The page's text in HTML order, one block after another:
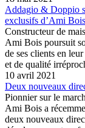
Addagio & Doppio
exclusifs d’Ami Bois
Constructeur de
Ami Bois poursuit
de ses clients en
et de qualité
10 avril 2021
Deux nouveaux
Pionnier sur le
Ami Bois a
deux nouveaux